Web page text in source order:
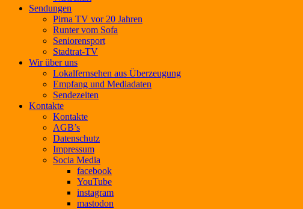
Sendungen
Pirna TV vor 20 Jahren
Runter vom Sofa
Seniorensport
Stadtrat-TV
Wir über uns
Lokalfernsehen aus Überzeugung
Empfang und Mediadaten
Sendezeiten
Kontakte
Kontakte
AGB’s
Datenschutz
Impressum
Socia Media
facebook
YouTube
instagram
mastodon